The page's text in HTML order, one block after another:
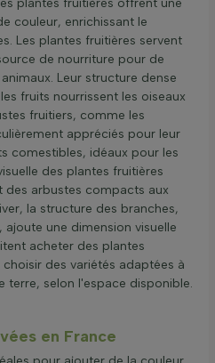
plantes fruitières offrent une
couleur, enrichissant le
Les plantes fruitières servent
de nourriture pour de
Leur structure dense
fruits nourrissent les oiseaux
fruitiers, comme les
appréciés pour leur
comestibles, idéaux pour les
des plantes fruitières
des arbustes compacts aux
la structure des branches,
une dimension visuelle
acheter des plantes
des variétés adaptées à
terre, selon l'espace disponible.
en France